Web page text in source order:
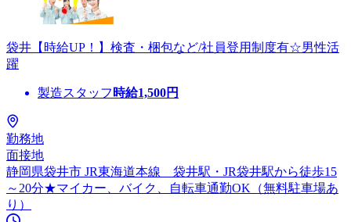
袋井【時給UP！】検査・梱包など/社員登用制度有☆男性活
躍
製造スタッフ 時給1,500円
勤務地
面接地
静岡県袋井市 JR東海道本線 袋井駅・JR袋井駅から徒歩15
～20分★マイカー、バイク、自転車通勤OK（無料駐車場あ
り）